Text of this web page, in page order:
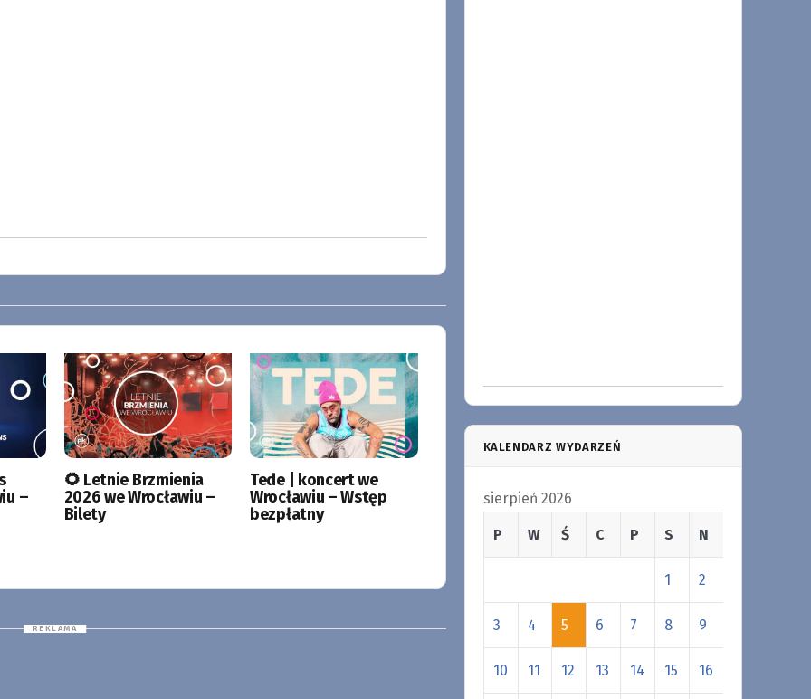
–
🌻 Letnie Brzmienia
2026 we Wrocławiu –
Bilety
Tede | koncert we
Wrocławiu – Wstęp
bezpłatny
KALENDARZ WYDARZEŃ
sierpień 2026
P W Ś C P S N
1 2
3 4 5 6 7 8 9
10 11 12 13 14 15 16